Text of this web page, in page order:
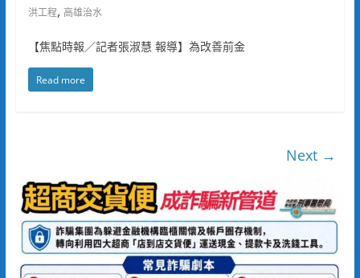
洪工程, 高雄治水
【焦點時報／記者張淑慧 報導】為改善前金
Read more
Next →